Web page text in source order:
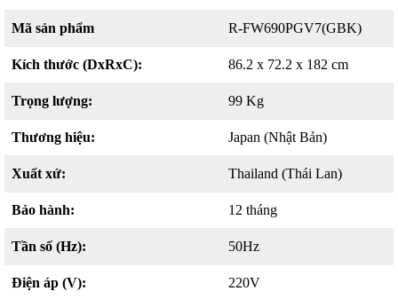
Mã sản phẩm R-FW690PGV7(GBK)
Kích thước (DxRxC): 86.2 x 72.2 x 182 cm
Trọng lượng: 99 Kg
Thương hiệu: Japan (Nhật Bản)
Xuất xứ: Thailand (Thái Lan)
Bảo hành: 12 tháng
Tần số (Hz): 50Hz
Điện áp (V): 220V